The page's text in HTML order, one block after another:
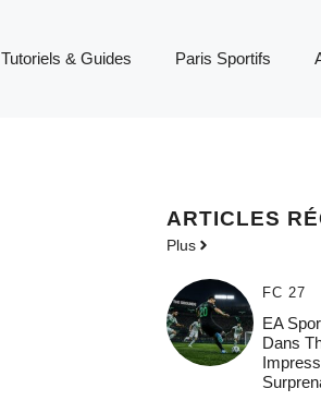
Tutoriels & Guides Paris Sportifs
ARTICLES
Plus
FC 27
EA
Dans